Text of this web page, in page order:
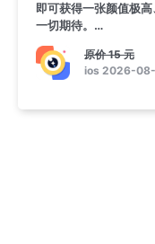
即可获得一张颜值极
一切期待。
【美颜】
•一键美颜：智
原价15 元
ios 2026-